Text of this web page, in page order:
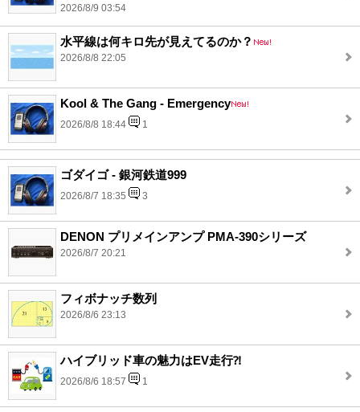
2026/8/9 03:54
水平線は何キロ先が見えてるのか？
2026/8/8 22:05
Kool & The Gang - Emergency
2026/8/8 18:44 1
ゴダイゴ - 銀河鉄道999
2026/8/7 18:35 3
DENON プリメインアンプ PMA-390シリーズ
2026/8/7 20:21
フィボナッチ数列
2026/8/6 23:13
ハイブリッド車の魅力はEV走行⁈
2026/8/6 18:57 1